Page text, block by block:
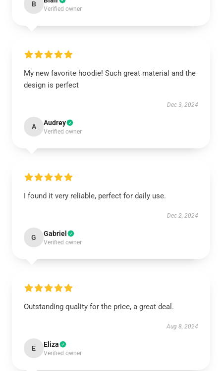
B
Verified owner
My new favorite hoodie! Such great material and the
design is perfect
Dec 3, 2024
A Audrey
Verified owner
I found it very reliable, perfect for daily use.
Dec 2, 2024
G Gabriel
Verified owner
Outstanding quality for the price, a great deal.
Aug 8, 2024
E Eliza
Verified owner